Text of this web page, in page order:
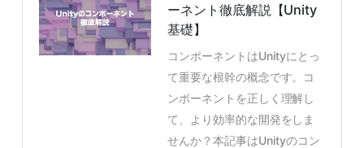
ーネント徹底解説【Unity
基礎】
コンポーネントはUnityにとっ
て重要な根幹の概念です。コ
ンポーネントを正しく理解し
て、より効率的な開発をしま
せんか？本記事はUnityのコン